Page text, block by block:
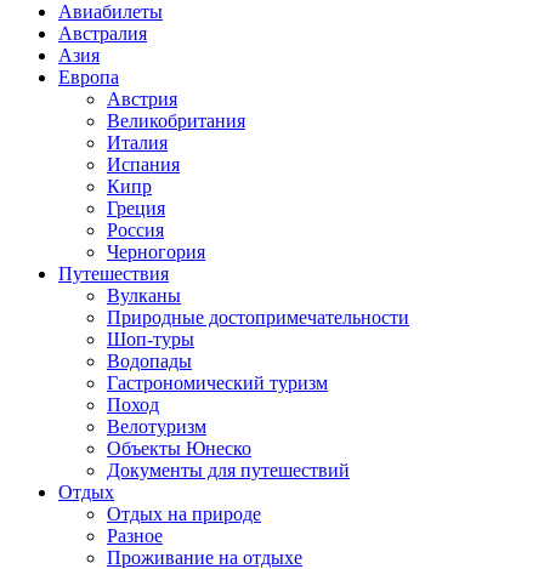
Авиабилеты
Австралия
Азия
Европа
Австрия
Великобритания
Италия
Испания
Кипр
Греция
Россия
Черногория
Путешествия
Вулканы
Природные достопримечательности
Шоп-туры
Водопады
Гастрономический туризм
Поход
Велотуризм
Объекты Юнеско
Документы для путешествий
Отдых
Отдых на природе
Разное
Проживание на отдыхе